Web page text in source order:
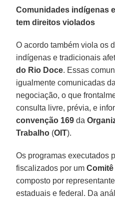
Comunidades indígenas
tem direitos violados
O acordo também viola os
indígenas e tradicionais
do Rio Doce. Essas
igualmente comunicadas
negociação, o que
consulta livre, prévia, e
convenção 169 da
Trabalho (OIT).
Os programas executados
fiscalizados por umComitê
composto por
estaduais e federal. Da